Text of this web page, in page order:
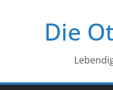
Die